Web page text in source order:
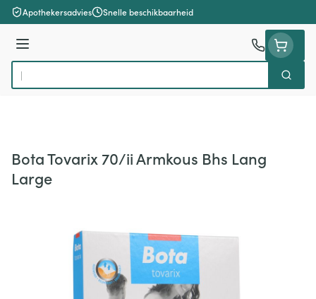
Ga naar de inhoud
Apothekersadvies Snelle beschikbaarheid
Menu
Product, merk, categorie...
Zoek
Bota Tovarix 70/ii Armkous Bhs Lang
Large